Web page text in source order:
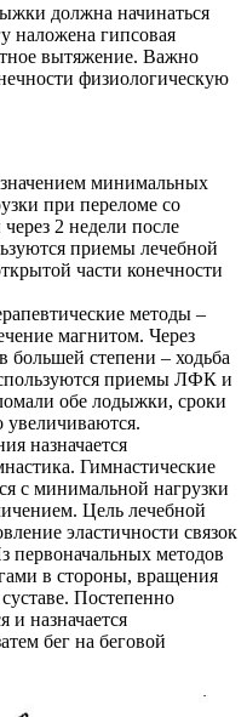
должна начинаться
наложена гипсовая
вытяжение. Важно
физиологическую
минимальных
при переломе со
2 недели после
приемы лечебной
части конечности
методы –
магнитом. Через
большей степени – ходьба
приемы ЛФК и
обе лодыжки, сроки
увеличиваются.
назначается
Гимнастические
с минимальной нагрузки
Цель лечебной
эластичности связок
методов
в стороны, вращения
Постепенно
и назначается
бег на беговой